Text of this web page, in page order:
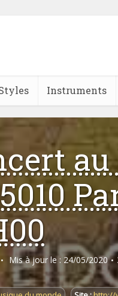
Instruments
Mis à jour le : 24/05/2020